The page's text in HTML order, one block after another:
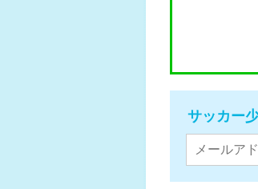
サッカー